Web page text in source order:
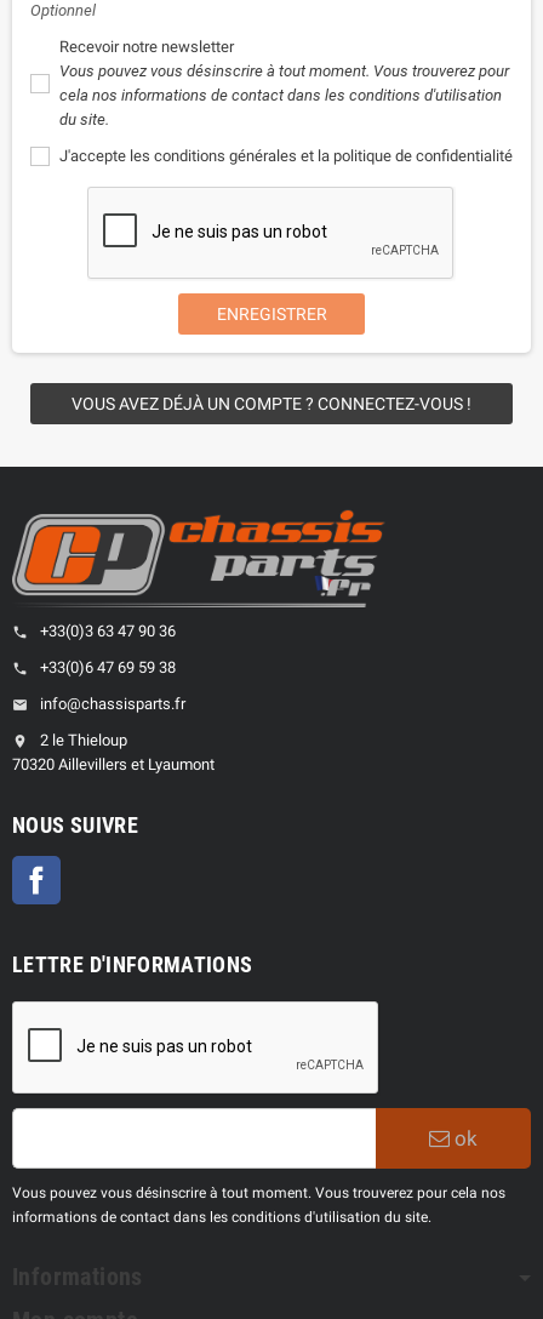
Optionnel
Recevoir notre newsletter
Vous pouvez vous désinscrire à tout moment. Vous trouverez pour
cela nos informations de contact dans les conditions d'utilisation
du site.
J'accepte les conditions générales et la politique de confidentialité
ENREGISTRER
VOUS AVEZ DÉJÀ UN COMPTE ? CONNECTEZ-VOUS !
phone +33(0)3 63 47 90 36
phone +33(0)6 47 69 59 38
email info@chassisparts.fr
location_on
2 le Thieloup
70320 Aillevillers et Lyaumont
NOUS SUIVRE
LETTRE D'INFORMATIONS
ok
Vous pouvez vous désinscrire à tout moment. Vous trouverez pour cela nos
informations de contact dans les conditions d'utilisation du site.
Informations